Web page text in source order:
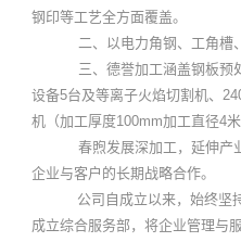
钢印等工艺全方面覆盖。
二、以电力角钢、工角槽
三、德誉加工涵盖钢板预
设备5台及等离子火焰切割机、
机（加工厚度100mm加工直径4
春煦发展深加工，延伸产
企业与客户的长期战略合作。
公司自成立以来，始终坚
成立综合服务部，将企业管理与